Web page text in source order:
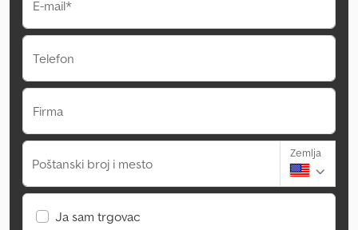
E-mail*
Telefon
Firma
Poštanski broj i mesto
Zemlja
Ja sam trgovac